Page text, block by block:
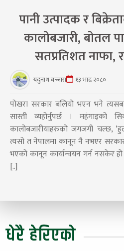
पानी उत्पादक र
कालोबजारी, बोतल
सतप्रतिशत नाफा,
यदुनाथ बन्जारा १३ भाद्र २०८०
पोखरा सरकार बलियो भएन भने
सास्ती व्यहोर्नुपर्छ । महंगाइको
कालोबजारीयाहरुको जगजगी चल्छ,
त्यसो त नेपालमा कानून नै नभएर
भएको कानून कार्यान्वयन गर्न नसकेर हो
[..]
धेरै हेरिएको